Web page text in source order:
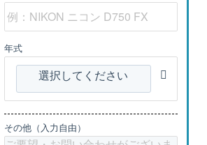
年式
選択してください
その他（入力自由）